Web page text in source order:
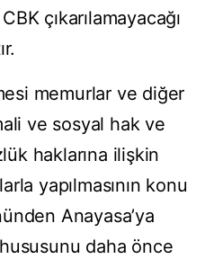
çıkarılamayacağı
memurlar ve diğer
ve sosyal hak ve
haklarına ilişkin
yapılmasının konu
Anayasa’ya
daha önce